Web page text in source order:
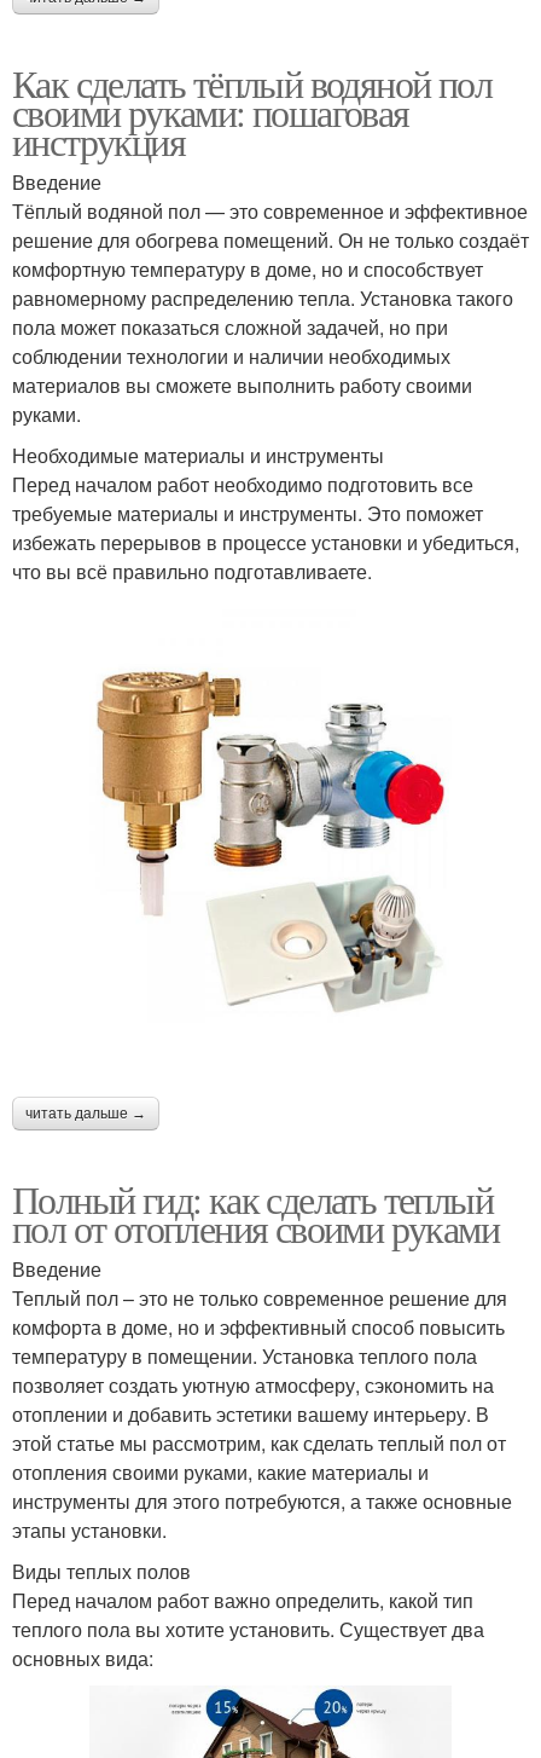
Как сделать тёплый водяной пол
своими руками: пошаговая
инструкция
Введение
Тёплый водяной пол — это современное и эффективное
решение для обогрева помещений. Он не только создаёт
комфортную температуру в доме, но и способствует
равномерному распределению тепла. Установка такого
пола может показаться сложной задачей, но при
соблюдении технологии и наличии необходимых
материалов вы сможете выполнить работу своими
руками.
Необходимые материалы и инструменты
Перед началом работ необходимо подготовить все
требуемые материалы и инструменты. Это поможет
избежать перерывов в процессе установки и убедиться,
что вы всё правильно подготавливаете.
читать дальше →
Полный гид: как сделать теплый
пол от отопления своими руками
Введение
Теплый пол – это не только современное решение для
комфорта в доме, но и эффективный способ повысить
температуру в помещении. Установка теплого пола
позволяет создать уютную атмосферу, сэкономить на
отоплении и добавить эстетики вашему интерьеру. В
этой статье мы рассмотрим, как сделать теплый пол от
отопления своими руками, какие материалы и
инструменты для этого потребуются, а также основные
этапы установки.
Виды теплых полов
Перед началом работ важно определить, какой тип
теплого пола вы хотите установить. Существует два
основных вида: